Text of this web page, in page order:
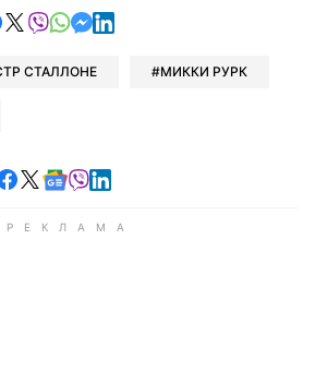
в Telegram
поделиться в Facebook
поделиться в X
отправить в Viber
отправить в Whatsapp
отправить в Messenger
отправить в LinkedIn
СТАЛЛОНЕ МИККИ РУРК
в Telegram
Читайте в Facebook
Читайте в X
Читайте в Google news
Читайте в Viber
Читайте в LinkedIn